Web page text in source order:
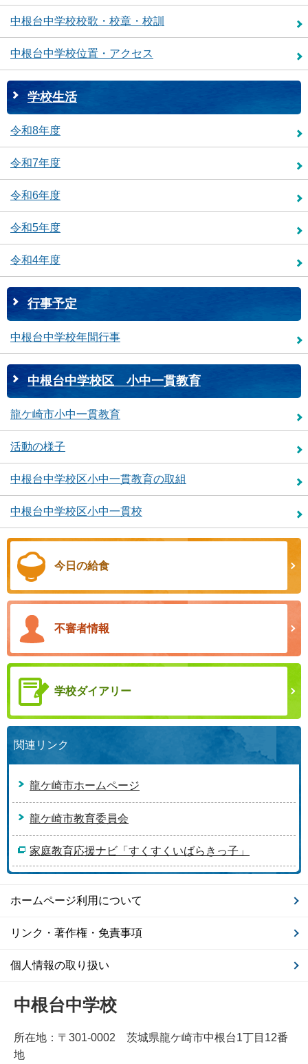
中根台中学校校歌・校章・校訓
中根台中学校位置・アクセス
学校生活
令和8年度
令和7年度
令和6年度
令和5年度
令和4年度
行事予定
中根台中学校年間行事
中根台中学校区 小中一貫教育
龍ケ崎市小中一貫教育
活動の様子
中根台中学校区小中一貫教育の取組
中根台中学校区小中一貫校
今日の給食
不審者情報
学校ダイアリー
関連リンク
龍ケ崎市ホームページ
龍ケ崎市教育委員会
家庭教育応援ナビ「すくすくいばらきっ子」
ホームページ利用について
リンク・著作権・免責事項
個人情報の取り扱い
中根台中学校
所在地：〒301-0002 茨城県龍ケ崎市中根台1丁目12番
地